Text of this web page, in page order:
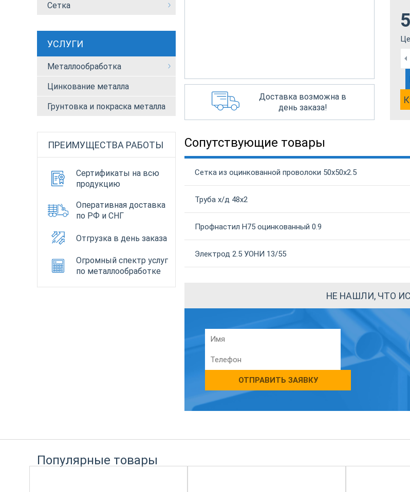
Сетка
УСЛУГИ
Металлообработка
Цинкование металла
Грунтовка и покраска металла
ПРЕИМУЩЕСТВА РАБОТЫ
Сертификаты на всю
продукцию
Оперативная доставка
по РФ и СНГ
Отгрузка в день заказа
Огромный спектр услуг
по металлообработке
Доставка возможна в
день заказа!
Сопутствующие товары
Сетка из оцинкованной проволоки 50х50х2.5
Труба х/д 48х2
Профнастил Н75 оцинкованный 0.9
Электрод 2.5 УОНИ 13/55
НЕ НАШЛИ, ЧТО
ОТПРАВИТЬ ЗАЯВКУ
Популярные товары